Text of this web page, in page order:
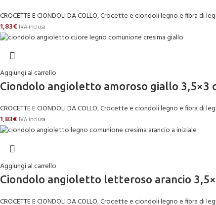
CROCETTE E CIONDOLI DA COLLO,Crocette e ciondoli legno e fibra di
1,83€ IVA inclusa
Aggiungi al carrello
Ciondolo angioletto amoroso giallo 3,5×3
CROCETTE E CIONDOLI DA COLLO,Crocette e ciondoli legno e fibra di
1,83€ IVA inclusa
Aggiungi al carrello
Ciondolo angioletto letteroso arancio
CROCETTE E CIONDOLI DA COLLO,Crocette e ciondoli legno e fibra di